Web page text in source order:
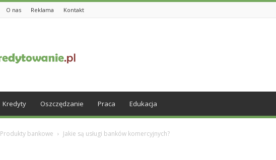
O nas Reklama Kontakt
Kredyty Oszczędzanie Praca Edukacja
Produkty bankowe Jakie są usługi banków komercyjnych?